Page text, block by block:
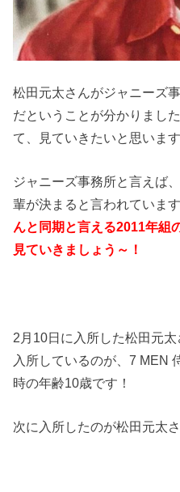
松田元太さんがジャニーズ
だということが分かりまし
て、見ていきたいと思いま
ジャニーズ事務所と言えば
輩が決まると言われていま
んと同期と言える2011年組
見ていきましょう～！
2月10日に入所した松田元
入所しているのが、7 MEN
時の年齢10歳です！
次に入所したのが松田元太